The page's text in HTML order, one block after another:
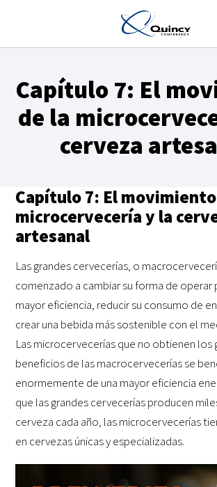
Capítulo 7: El
de la
cerveza
Capítulo 7: El
microcervecería y la
artesanal
Las grandes cervecerías, o
comenzado a cambiar su forma de operar
mayor eficiencia, reducir su consumo de
crear una bebida más sostenible con el
Las microcervecerías que no obtienen los
beneficios de las macrocervecerías se
enormemente de una mayor eficiencia
que las grandes cervecerías producen
cerveza cada año, las microcervecerías
en cervezas únicas y especializadas.